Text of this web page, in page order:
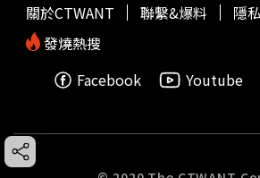
關於CTWANT 聯繫&爆料
隱
發燒熱搜
Facebook
Youtube